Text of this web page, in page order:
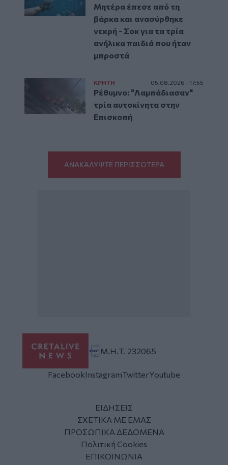
Μητέρα έπεσε από τη
βάρκα και ανασύρθηκε
νεκρή - Σοκ για τα τρία
ανήλικα παιδιά που ήταν
μπροστά
ΚΡΗΤΗ 05.08.2026 - 17:55
Ρέθυμνο: "Λαμπάδιασαν"
τρία αυτοκίνητα στην
Επισκοπή
ΑΝΑΚΑΛΥΨΤΕ ΠΕΡΙΣΣΟΤΕΡΑ
Μ.Η.Τ. 232065
FacebookInstagramTwitterYoutube
ΕΙΔΗΣΕΙΣ
ΣΧΕΤΙΚΑ ΜΕ ΕΜΑΣ
ΠΡΟΣΩΠΙΚΑ ΔΕΔΟΜΕΝΑ
Πολιτική Cookies
ΕΠΙΚΟΙΝΩΝΙΑ